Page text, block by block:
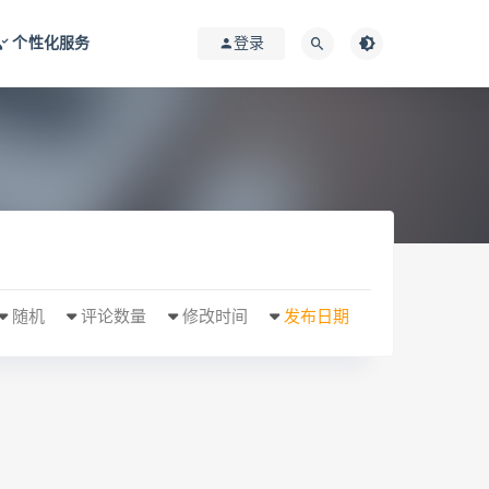
个性化服务 登录
发布日期
修改时间
评论数量
随机